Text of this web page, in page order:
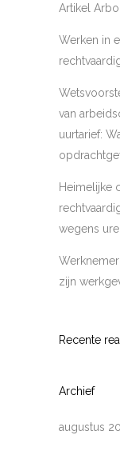
Artikel
Werken in
van
uurtarief:
Heimelijke
wegens
zijn
Recente
Archief
augustus